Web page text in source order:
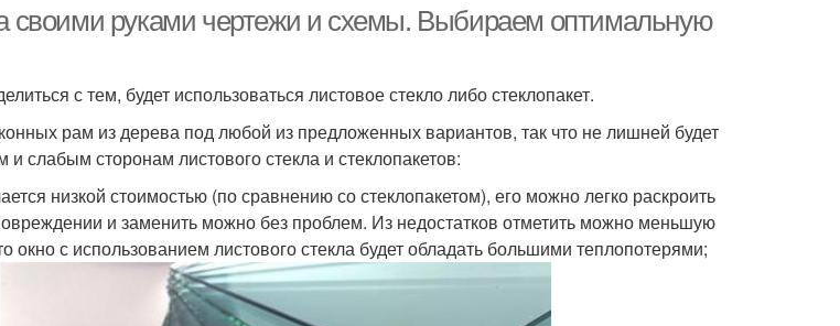
своими руками чертежи и схемы. Выбираем оптимальную
с тем, будет использоваться листовое стекло либо стеклопакет.
рам из дерева под любой из предложенных вариантов, так что не лишней будет
слабым сторонам листового стекла и стеклопакетов:
низкой стоимостью (по сравнению со стеклопакетом), его можно легко раскроить
и заменить можно без проблем. Из недостатков отметить можно меньшую
окно с использованием листового стекла будет обладать большими теплопотерями;